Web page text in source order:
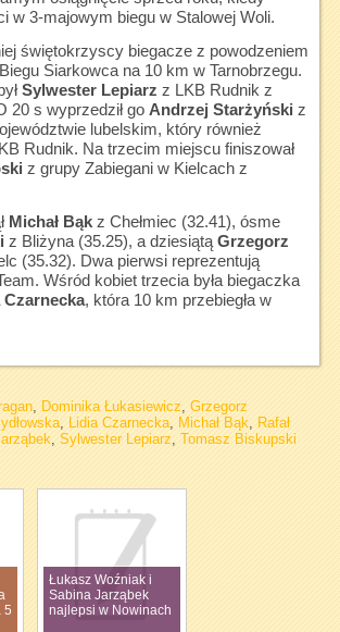
w 3-majowym biegu w Stalowej Woli.
świętokrzyscy biegacze z powodzeniem
Siarkowca na 10 km w Tarnobrzegu.
Sylwester Lepiarz z LKB Rudnik z
20 s wyprzedził go Andrzej Starżyński z
lubelskim, który również
Rudnik. Na trzecim miejscu finiszował
z grupy Zabiegani w Kielcach z
Michał Bąkz Chełmiec (32.41), ósme
z Bliżyna (35.25), a dziesiątą Grzegorz
(35.32). Dwa pierwsi reprezentują
Wśród kobiet trzecia była biegaczka
Czarnecka, która 10 km przebiegła w
, Dominika Łukasiewicz, Grzegorz
, Lidia Czarnecka, Michał Bąk, Rafał
, Sylwester Lepiarz, Tomasz Biskupski
5
Łukasz Woźniak i
Sabina Jarząbek
najlepsi w Nowinach